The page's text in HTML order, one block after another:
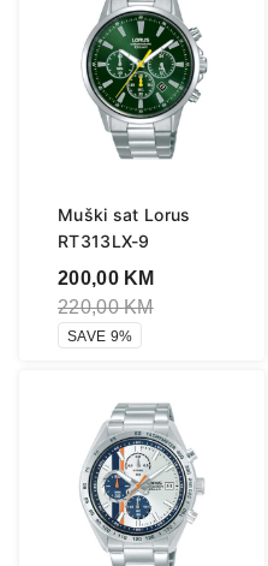
Muški sat Lorus
RT313LX-9
200,00 KM
220,00KM
SAVE 9%